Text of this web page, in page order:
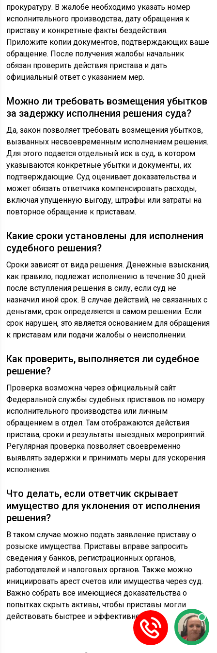
прокуратуру. В жалобе необходимо указать номер
исполнительного производства, дату обращения к
приставу и конкретные факты бездействия.
Приложите копии документов, подтверждающих ваше
обращение. После получения жалобы начальник
обязан проверить действия пристава и дать
официальный ответ с указанием мер.
Можно ли требовать возмещения убытков
за задержку исполнения решения суда?
Да, закон позволяет требовать возмещения убытков,
вызванных несвоевременным исполнением решения.
Для этого подается отдельный иск в суд, в котором
указываются конкретные убытки и документы, их
подтверждающие. Суд оценивает доказательства и
может обязать ответчика компенсировать расходы,
включая упущенную выгоду, штрафы или затраты на
повторное обращение к приставам.
Какие сроки установлены для исполнения
судебного решения?
Сроки зависят от вида решения. Денежные взыскания,
как правило, подлежат исполнению в течение 30 дней
после вступления решения в силу, если суд не
назначил иной срок. В случае действий, не связанных с
деньгами, срок определяется в самом решении. Если
срок нарушен, это является основанием для обращения
к приставам или подачи жалобы о неисполнении.
Как проверить, выполняется ли судебное
решение?
Проверка возможна через официальный сайт
Федеральной службы судебных приставов по номеру
исполнительного производства или личным
обращением в отдел. Там отображаются действия
пристава, сроки и результаты выездных мероприятий.
Регулярная проверка позволяет своевременно
выявлять задержки и принимать меры для ускорения
исполнения.
Что делать, если ответчик скрывает
имущество для уклонения от исполнения
решения?
В таком случае можно подать заявление приставу о
розыске имущества. Приставы вправе запросить
сведения у банков, регистрационных органов,
работодателей и налоговых органов. Также можно
инициировать арест счетов или имущества через суд.
Важно собрать все имеющиеся доказательства о
попытках скрыть активы, чтобы приставы могли
действовать быстрее и эффективнее.